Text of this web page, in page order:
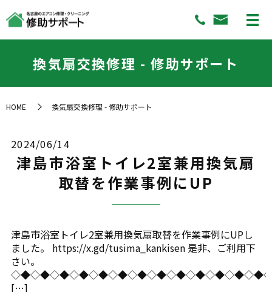
換気扇交換修理 - 修助サポート
HOME 換気扇交換修理 - 修助サポート
2024/06/14
津島市浴室トイレ2室兼用換気扇
取替を作業事例にUP
津島市浴室トイレ2室兼用換気扇取替を作業事例にUPし
ました。 https://x.gd/tusima_kankisen 是非、ご利用下
さい。
[…]